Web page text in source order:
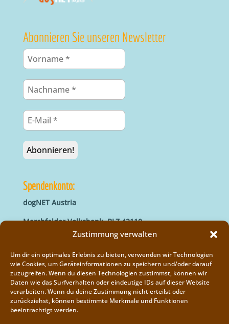
Zustimmung verwalten
Um dir ein optimales Erlebnis zu bieten, verwenden wir Technologien
wie Cookies, um Geräteinformationen zu speichern und/oder darauf
zuzugreifen. Wenn du diesen Technologien zustimmst, können wir
Daten wie das Surfverhalten oder eindeutige IDs auf dieser Website
verarbeiten. Wenn du deine Zustimmung nicht erteilst oder
zurückziehst, können bestimmte Merkmale und Funktionen
beeinträchtigt werden.
Abonnieren Sie unseren Newsletter
Spendenkonto:
dogNET Austria
Marchfelder Volksbank, BLZ 42110
IBAN: AT66 4211 0421 5000 0000